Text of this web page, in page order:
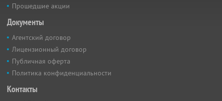
Прошедшие акции
Документы
Агентский договор
Лицензионный договор
Публичная оферта
Политика конфиденциальности
Контакты